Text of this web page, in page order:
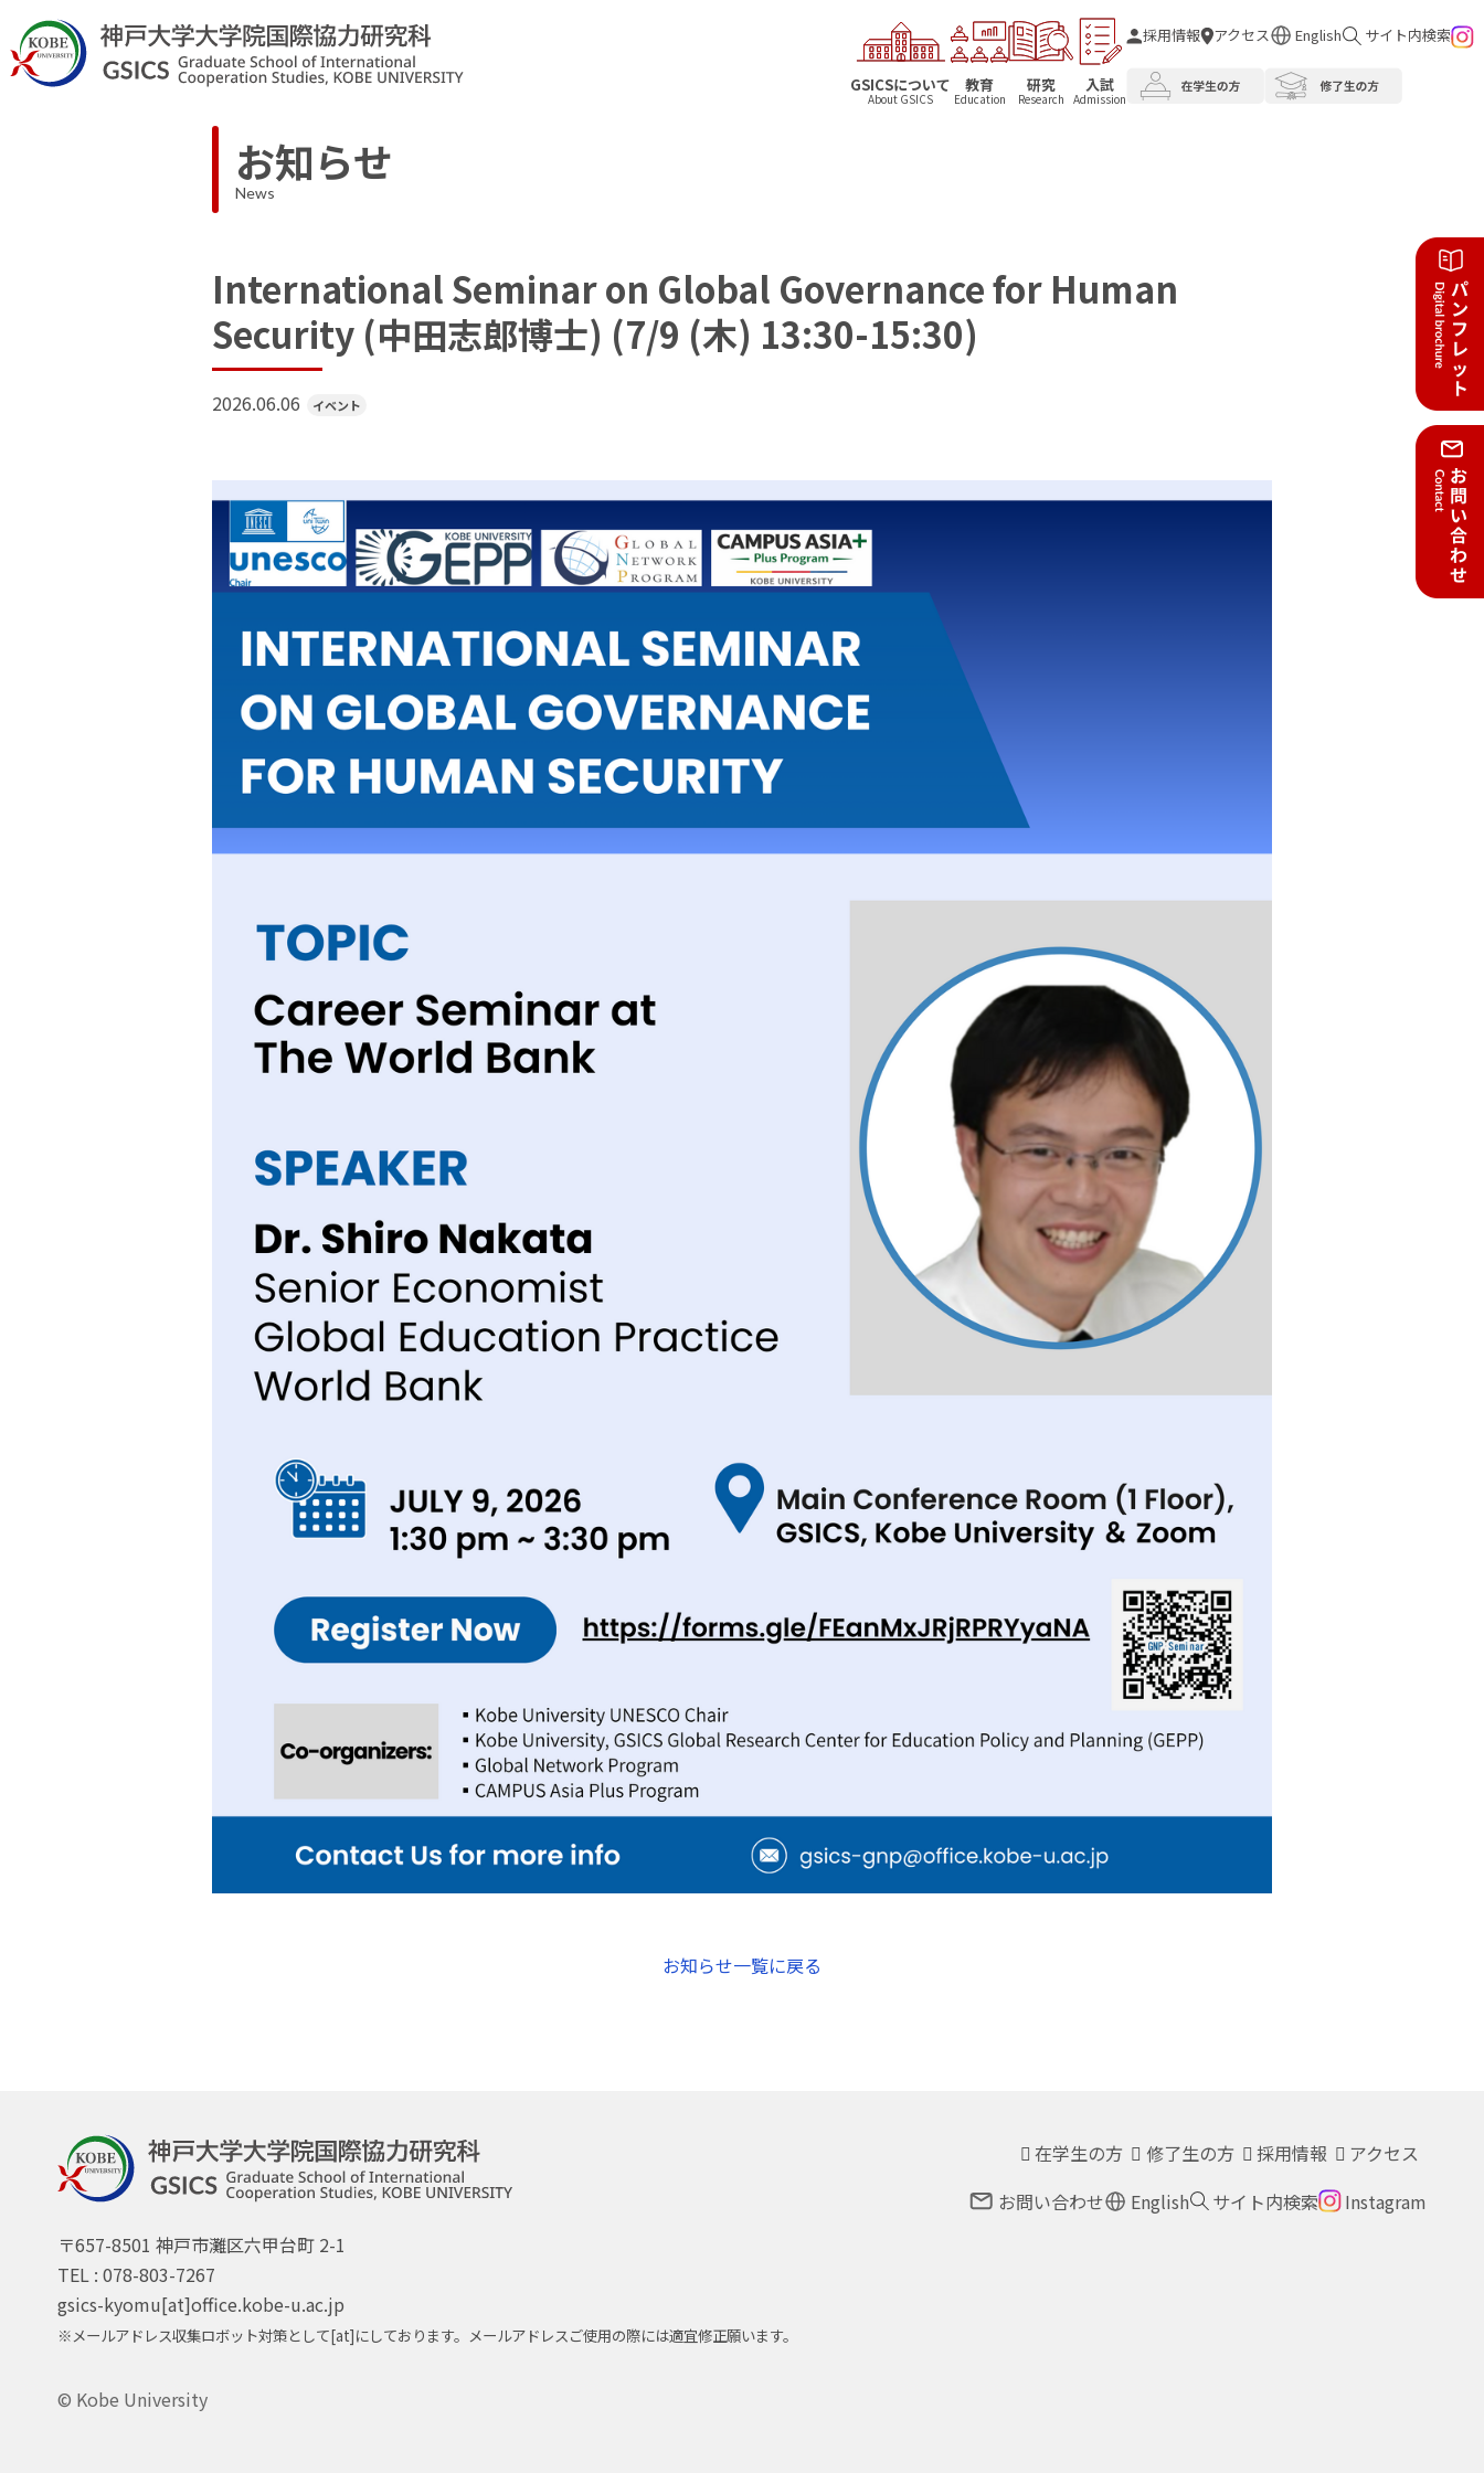
GSICSについて
About GSICS
教育
Education
研究
Research
入試
Admission
採用情報 アクセス English サイト内検索
お知らせ
News
International Seminar on Global Governance for Human
Security (中田志郎博士) (7/9 (木) 13:30-15:30)
2026.06.06 イベント
お知らせ一覧に戻る
〒657-8501 神戸市灘区六甲台町 2-1
TEL : 078-803-7267
gsics-kyomu[at]office.kobe-u.ac.jp
※メールアドレス収集ロボット対策として[at]にしております。メールアドレスご使用の際には適宜修正願います。
在学生の方 修了生の方 採用情報
アクセス
お問い合わせ
English サイト内検索 Instagram
© Kobe University